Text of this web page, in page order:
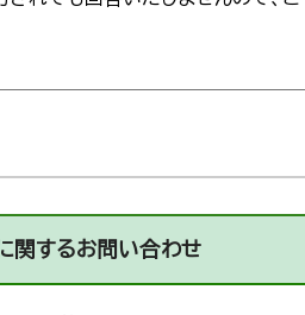
関するお問い合わせ